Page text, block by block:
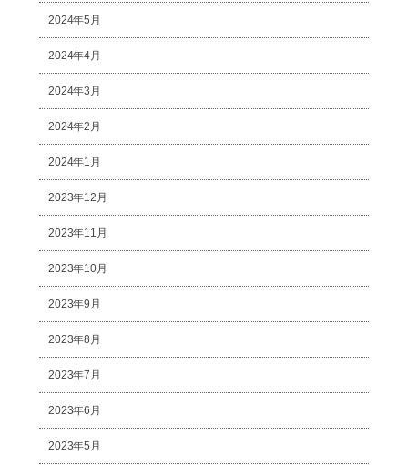
2024年5月
2024年4月
2024年3月
2024年2月
2024年1月
2023年12月
2023年11月
2023年10月
2023年9月
2023年8月
2023年7月
2023年6月
2023年5月